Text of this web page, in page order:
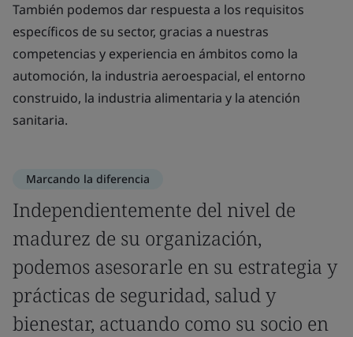
También podemos dar respuesta a los requisitos
específicos de su sector, gracias a nuestras
competencias y experiencia en ámbitos como la
automoción, la industria aeroespacial, el entorno
construido, la industria alimentaria y la atención
sanitaria.
Marcando la diferencia
Independientemente del nivel de
madurez de su organización,
podemos asesorarle en su estrategia y
prácticas de seguridad, salud y
bienestar, actuando como su socio en